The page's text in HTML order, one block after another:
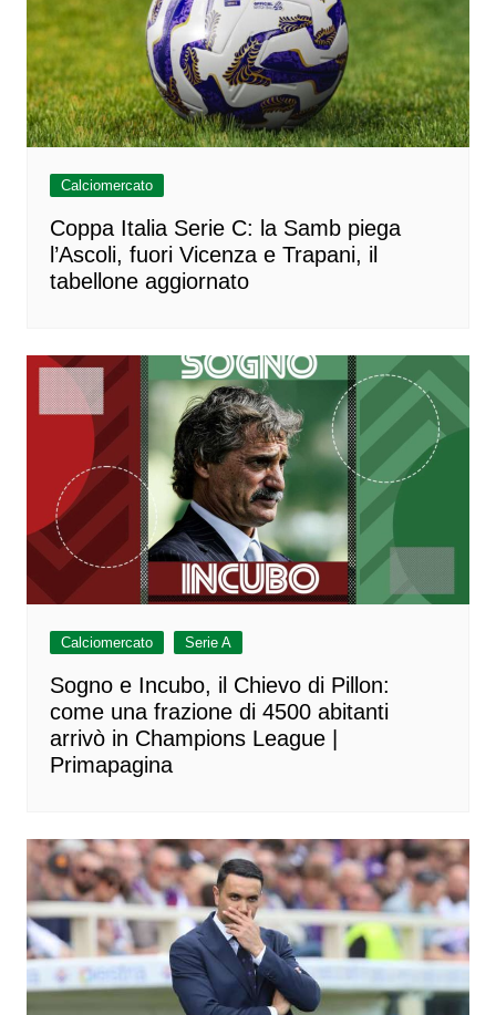
Calciomercato
Coppa Italia Serie C: la Samb piega
l’Ascoli, fuori Vicenza e Trapani, il
tabellone aggiornato
Calciomercato Serie A
Sogno e Incubo, il Chievo di Pillon:
come una frazione di 4500 abitanti
arrivò in Champions League |
Primapagina